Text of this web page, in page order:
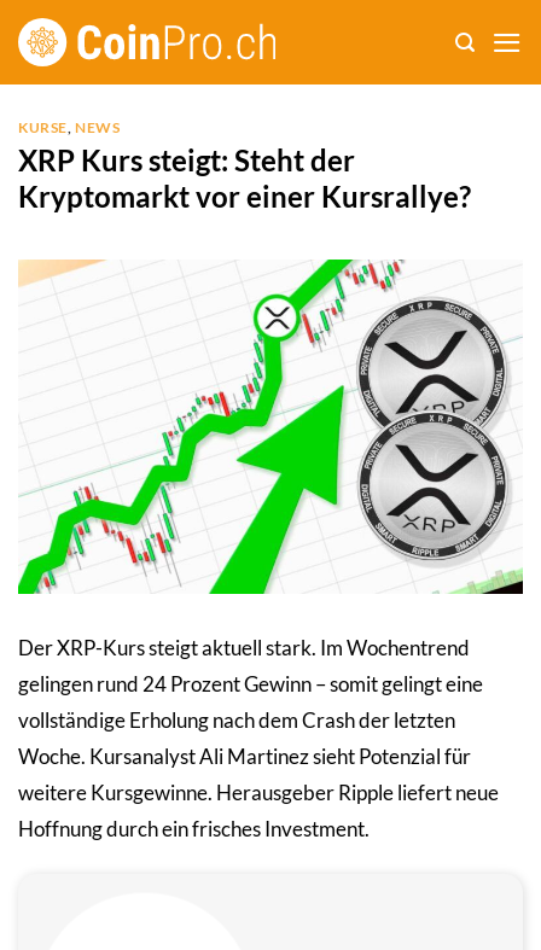
Zum
Inhalt
KURSE,NEWS
XRP Kurs steigt: Steht der
Kryptomarkt vor einer Kursrallye?
Der XRP-Kurs steigt aktuell stark. Im Wochentrend
gelingen rund 24 Prozent Gewinn – somit gelingt eine
vollständige Erholung nach dem Crash der letzten
Woche. Kursanalyst Ali Martinez sieht Potenzial für
weitere Kursgewinne. Herausgeber Ripple liefert neue
Hoffnung durch ein frisches Investment.